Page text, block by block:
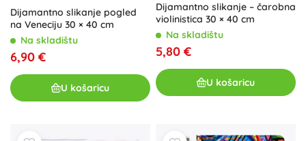
Dijamantno slikanje pogled
na Veneciju 30 × 40 cm
Na skladištu
6,90 €
U košaricu
Dijamantno slikanje – čarobna
violinistica 30 × 40 cm
Na skladištu
5,80 €
U košaricu